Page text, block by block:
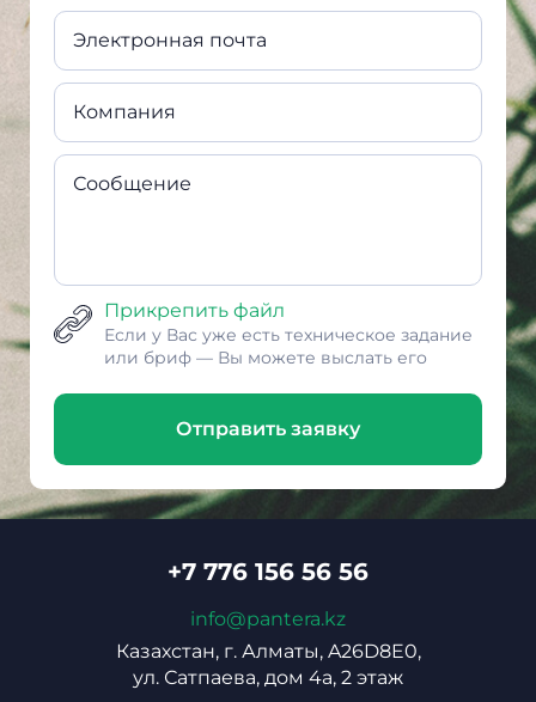
Электронная почта
Компания
Сообщение
Прикрепить файл
Если у Вас уже есть техническое задание
или бриф — Вы можете выслать его
Отправить заявку
+7 776 156 56 56
info@pantera.kz
Казахстан, г. Алматы, A26D8E0,
ул. Сатпаева, дом 4а, 2 этаж